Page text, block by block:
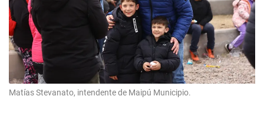
Matías Stevanato, intendente de Maipú Municipio.